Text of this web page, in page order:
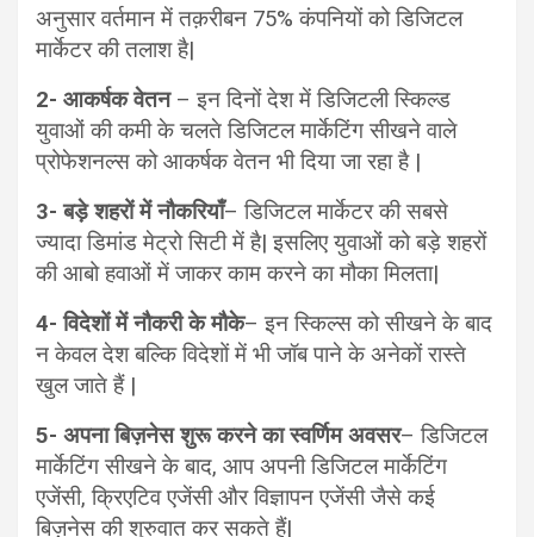
अनुसार वर्तमान में तक़रीबन 75% कंपनियों को डिजिटल
मार्केटर की तलाश है|
2- आकर्षक वेतन– इन दिनों देश में डिजिटली स्किल्ड
युवाओं की कमी के चलते डिजिटल मार्केटिंग सीखने वाले
प्रोफेशनल्स को आकर्षक वेतन भी दिया जा रहा है |
3- बड़े शहरों में नौकरियाँ– डिजिटल मार्केटर की सबसे
ज्यादा डिमांड मेट्रो सिटी में है| इसलिए युवाओं को बड़े शहरों
की आबो हवाओं में जाकर काम करने का मौका मिलता|
4- विदेशों में नौकरी के मौके– इन स्किल्स को सीखने के बाद
न केवल देश बल्कि विदेशों में भी जॉब पाने के अनेकों रास्ते
खुल जाते हैं |
5- अपना बिज़नेस शुरू करने का स्वर्णिम अवसर– डिजिटल
मार्केटिंग सीखने के बाद, आप अपनी डिजिटल मार्केटिंग
एजेंसी, क्रिएटिव एजेंसी और विज्ञापन एजेंसी जैसे कई
बिज़नेस की शुरुवात कर सकते हैं|